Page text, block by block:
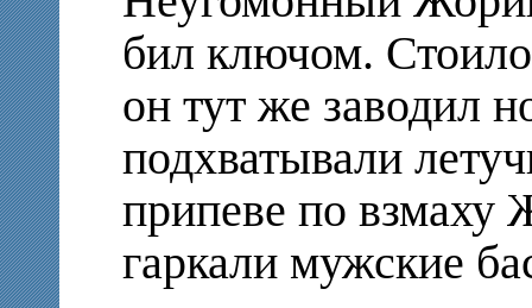
бил ключом.
он тут же заводил
подхватывали
припеве по взмаху
гаркали мужские